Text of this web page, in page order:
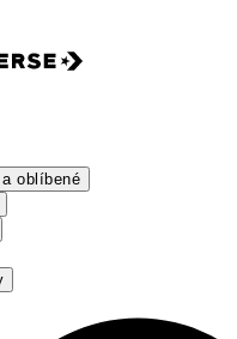
oblíbené